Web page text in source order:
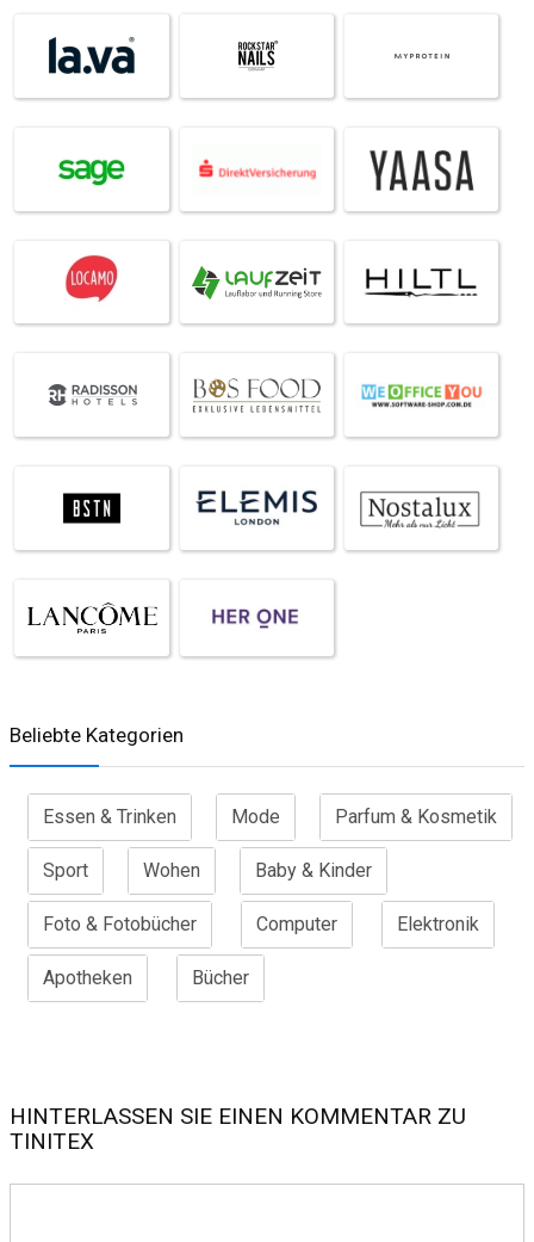
Beliebte Kategorien
Essen & Trinken Mode Parfum & Kosmetik
Sport Wohen Baby & Kinder
Foto & Fotobücher Computer Elektronik
Apotheken Bücher
HINTERLASSEN SIE EINEN KOMMENTAR ZU
TINITEX